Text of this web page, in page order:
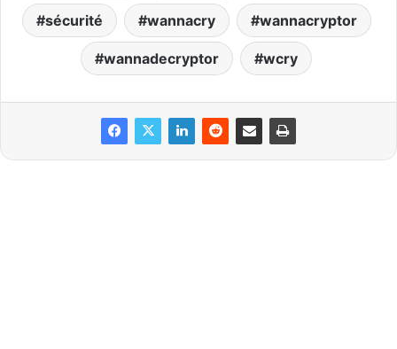
sécurité wannacry wannacryptor
wannadecryptor wcry